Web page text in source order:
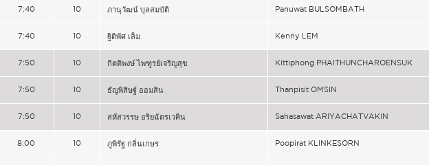
7:40 10 ภานุวัฒน์ บุลสมบัติ Panuwat BULSOMBATH
7:40 10 ฐิติพัศ เล็ม Kenny LEM
7:50 10 กิตติพงษ์ ไพฑูรย์เจริญสุข Kittiphong PHAITHUNCHAROENSUK
7:50 10 ธัญพิสิษฐ์ ออมสิน Thanpisit OMSIN
7:50 10 สหัสวรรษ อริยฉัตรเวคิน Sahasawat ARIYACHATVAKIN
8:00 10 ภูพิรัฐ กลิ่นเกษร Poopirat KLINKESORN